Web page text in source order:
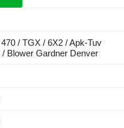
/ TGX / 6X2 / Apk-Tuv
/ Blower Gardner Denver